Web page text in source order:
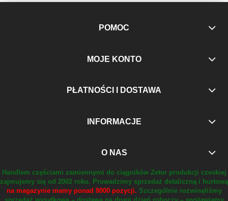
POMOC
MOJE KONTO
PŁATNOŚCI I DOSTAWA
INFORMACJE
O NAS
Handlem częściami zamiennymi do ciągników Zetor produkcji czeskiej
zajmujemy się od 2002 roku. Prowadzimy sprzedaż detaliczną i hurtową
na magazynie mamy ponad 8000 pozycji. Szczególnie rozwinęliśmy